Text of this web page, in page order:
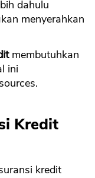
dahulu
menyerahkan
membutuhkan
ini
Kredit
kredit
OK